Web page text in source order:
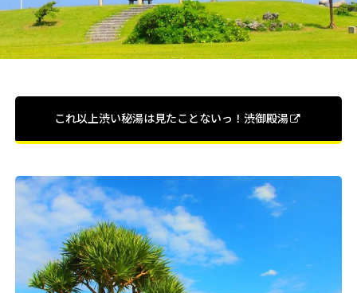
これ以上渋い秘湯は見たことないっ！渋御殿湯